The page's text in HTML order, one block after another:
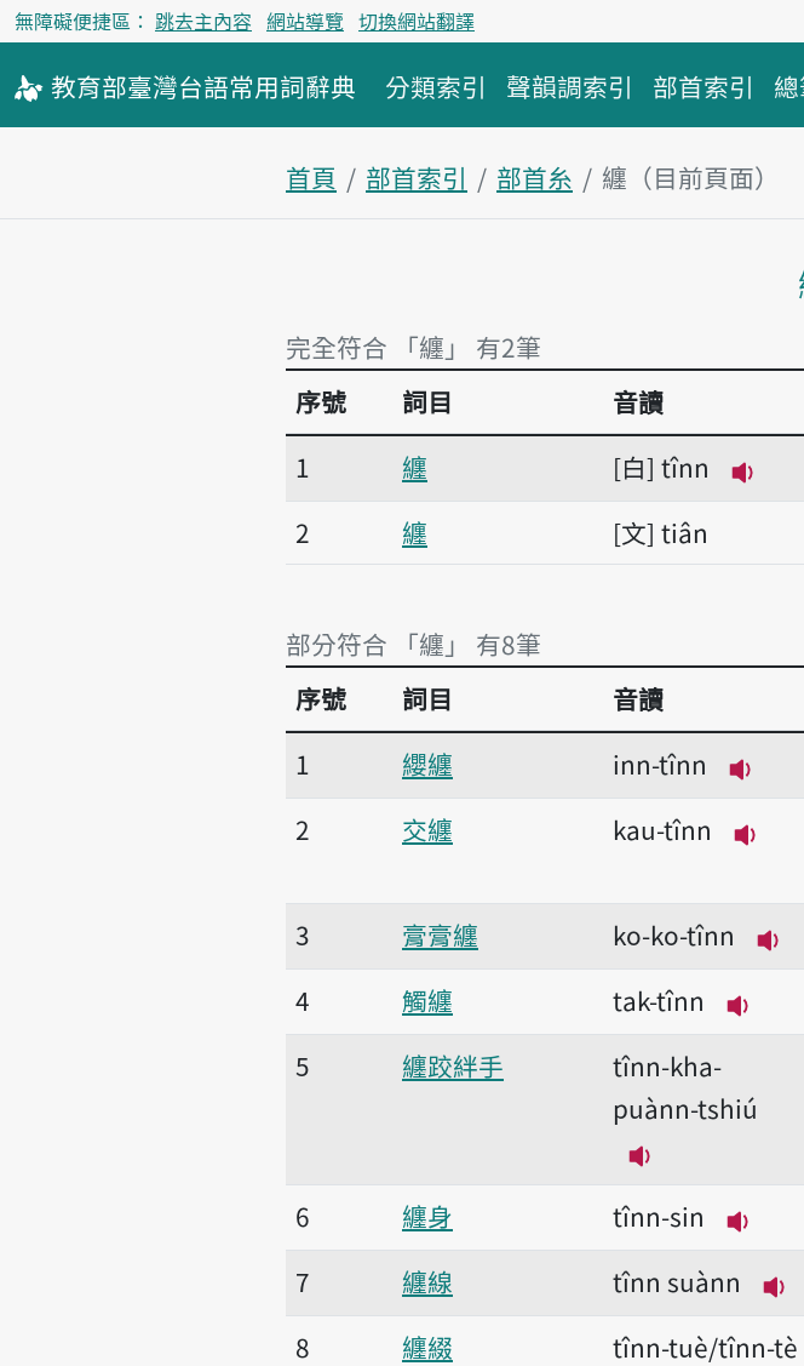
無障礙便捷區： 跳去主內容 網站導覽 切換網站翻譯
教育部臺灣台語常用詞辭典 分類索引 聲韻調索引 部首索引
首頁 部首索引 部首糸
纏（目前頁面）
完全符合 「纏」 有2筆
完全符合 「纏」 有2筆
序號 詞目 音讀
1
纏 白 tînn
播放
2
纏 文 tiân
部分符合 「纏」 有8筆
部分符合 「纏」 有8筆
序號 詞目 音讀
1
纓纏
inn-tînn
播放
2
交纏
kau-tînn
播
3
膏膏纏
ko-ko-tînn
播
4
觸纏
tak-tînn
播放
5
纏跤絆手
tînn-kha-
puànn-tshiú
播放音讀
6 纏身
tînn-sin
播放
7
纏線
tînn suànn
8
纏綴 tînn-tuè/tînn-tè